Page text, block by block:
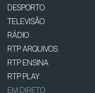
DESPORTO
TELEVISÃO
RÁDIO
RTP ARQUIVOS
RTP ENSINA
RTP PLAY
EM DIRETO